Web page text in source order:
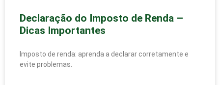
Declaração do Imposto de Renda –
Dicas Importantes
Imposto de renda: aprenda a declarar corretamente e
evite problemas.